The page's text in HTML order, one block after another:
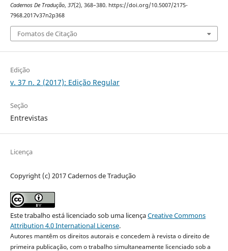
Cadernos De Tradução, 37(2), 368–380. https://doi.org/10.5007/2175-
7968.2017v37n2p368
Fomatos de Citação
Edição
v. 37 n. 2 (2017): Edição Regular
Seção
Entrevistas
Licença
Copyright (c) 2017 Cadernos de Tradução
Este trabalho está licenciado sob uma licençaCreative Commons
Attribution 4.0 International License.
Autores mantêm os direitos autorais e concedem à revista o direito de
primeira publicação, com o trabalho simultaneamente licenciado sob a